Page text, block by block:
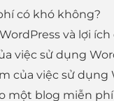
có khó không?
và lợi
việc sử dụng
của việc sử dụng
một blog miễn